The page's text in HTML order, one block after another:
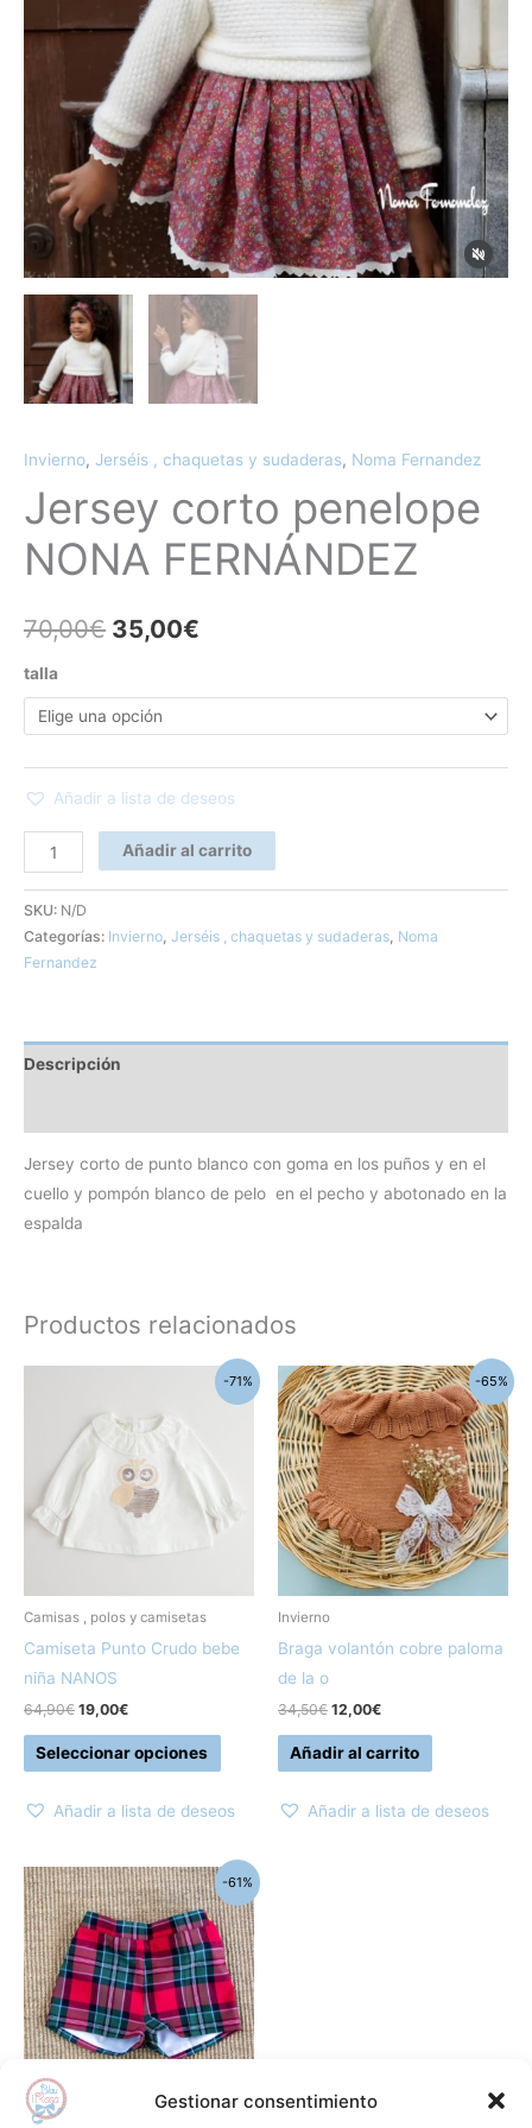
Gestionar consentimiento
Invierno, Jerséis , chaquetas y sudaderas, Noma Fernandez
Jersey corto penelope
NONA FERNÁNDEZ
70,00€ 35,00€
talla
Añadir a lista de deseos
Añadir al carrito
SKU: N/D
Categorías: Invierno, Jerséis , chaquetas y sudaderas, Noma
Fernandez
Descripción
Jersey corto de punto blanco con goma en los puños y en el
cuello y pompón blanco de pelo en el pecho y abotonado en la
espalda
Productos relacionados
-71%
Camisas , polos y camisetas
Camiseta Punto Crudo bebe
niña NANOS
64,90€
era:
64,90€.
19,00€
es:
19,00€.
Seleccionar opciones
Este
producto
múltiples
variantes.
opciones
elegir
página
Añadir a lista de deseos
-65%
Invierno
Braga volantón cobre paloma
de la o
34,50€
El
precio
original
era:
34,50€.
12,00€
El
precio
actual
es:
12,00€.
Añadir al carrito
Añadir a lista de deseos
-61%
Conjuntos
El
precio
original
era:
154,70€.
El
precio
actual
es:
60,00€.
Este
producto
tiene
múltiples
variantes.
Las
opciones